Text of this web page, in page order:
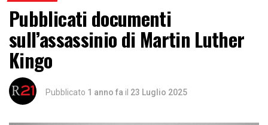
Pubblicati documenti
sull’assassinio di Martin Luther
Kingo
Pubblicato 1 anno fa il 23 Luglio 2025